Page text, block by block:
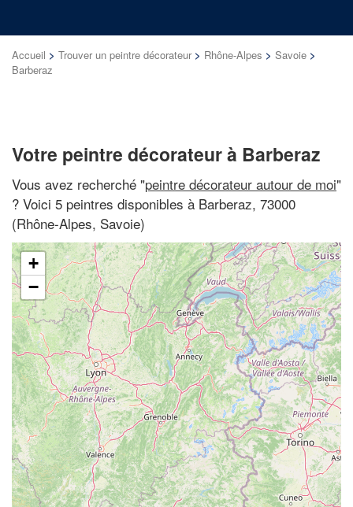
Accueil > Trouver un peintre décorateur > Rhône-Alpes > Savoie >
Barberaz
Votre peintre décorateur à Barberaz
Vous avez recherché "peintre décorateur autour de moi"
? Voici 5 peintres disponibles à Barberaz, 73000
(Rhône-Alpes, Savoie)
+
−